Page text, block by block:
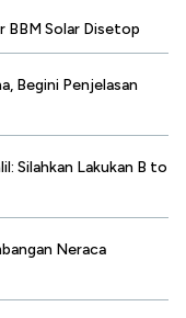
BBM Solar Disetop
Begini Penjelasan
Silahkan Lakukan B to
Neraca